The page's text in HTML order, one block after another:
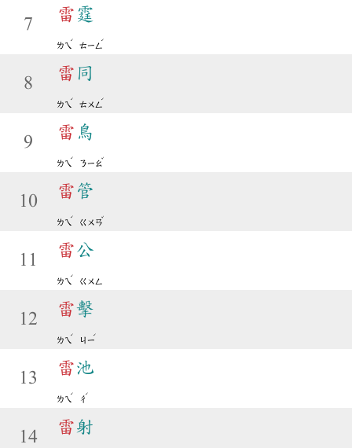
7
雷 霆
ㄌㄟ
ˊ
ㄊㄧㄥ
ˊ
8
雷 同
ㄌㄟ
ˊ
ㄊㄨㄥ
ˊ
9
雷 鳥
ㄌㄟ
ˊ
ㄋㄧㄠ
ˇ
10
雷 管
ㄌㄟ
ˊ
ㄍㄨㄢ
ˇ
11
雷公
ㄌㄟ
ˊ
ㄍㄨㄥ
12
雷擊
ㄌㄟ
ˊ
ㄐㄧ
ˊ
13
雷池
ㄌㄟ
ˊ
ㄔ
ˊ
14
雷射